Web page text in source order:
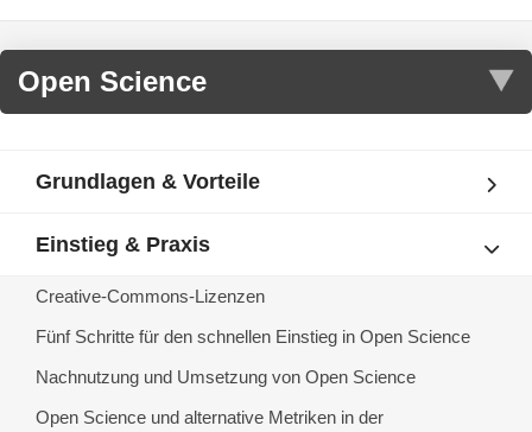
Grundlagen & Vorteile
Einstieg & Praxis
Creative-Commons-Lizenzen
Fünf Schritte für den schnellen Einstieg in Open Science
Nachnutzung und Umsetzung von Open Science
Open Science und alternative Metriken in der